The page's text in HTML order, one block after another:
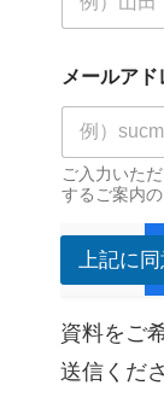
メールア
ご入力いた
するご案内
上記に
資料をご
送信くだ